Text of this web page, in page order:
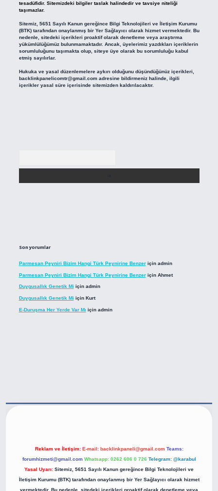
tesadüfidir. Sitemizdeki bilgiler taslak halindedir ve tavsiye niteliği
taşımazlar.
Sitemiz, 5651 Sayılı Kanun gereğince Bilgi Teknolojileri ve İletişim Kurumu
(BTK) tarafından onaylanmış bir Yer Sağlayıcı olarak hizmet vermektedir. Bu
nedenle, sitedeki içerikleri proaktif olarak denetleme veya araştırma
yükümlülüğümüz bulunmamaktadır. Ancak, üyelerimiz yazdıkları içeriklerin
sorumluluğunu taşımakta olup, siteye üye olarak bu sorumluluğu kabul
etmiş sayılırlar.
Hukuka ve yasal düzenlemelere aykırı olduğunu düşündüğünüz içerikleri,
backlinkpanelicomtr@gmail.comadresine bildirmeniz halinde, ilgili
içerikler yasal süre içerisinde sitemizden kaldırılacaktır.
Son yorumlar
Parmesan Peyniri Bizim Hangi Türk Peynirine Benzeriçin admin
Parmesan Peyniri Bizim Hangi Türk Peynirine Benzeriçin Ahmet
Duygusallık Genetik Mi için admin
Duygusallık Genetik Mi için Kurt
E-Duruşma Her Yerde Var Mı için admin
Reklam ve İletişim: E-mail: backlinkpaneli@gmail.com Teams:
forumhizmeti@gmail.com Whatsapp: 0262 606 0 726 Telegram: @karabul
Yasal Uyarı: Sitemiz, 5651 Sayılı Kanun gereğince Bilgi Teknolojileri ve
İletişim Kurumu (BTK) tarafından onaylanmış bir Yer Sağlayıcı olarak hizmet
vermektedir. Bu nedenle, sitedeki içerikleri proaktif olarak denetleme veya